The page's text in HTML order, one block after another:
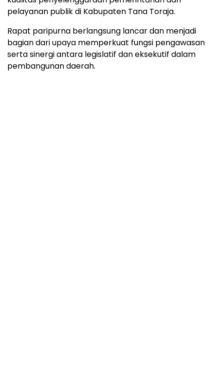
pelayanan publik di Kabupaten Tana Toraja.
Rapat paripurna berlangsung lancar dan menjadi
bagian dari upaya memperkuat fungsi pengawasan
serta sinergi antara legislatif dan eksekutif dalam
pembangunan daerah.